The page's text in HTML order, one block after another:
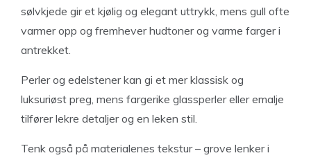
sølvkjede gir et kjølig og elegant uttrykk, mens gull ofte
varmer opp og fremhever hudtoner og varme farger i
antrekket.
Perler og edelstener kan gi et mer klassisk og
luksuriøst preg, mens fargerike glassperler eller emalje
tilfører lekre detaljer og en leken stil.
Tenk også på materialenes tekstur – grove lenker i